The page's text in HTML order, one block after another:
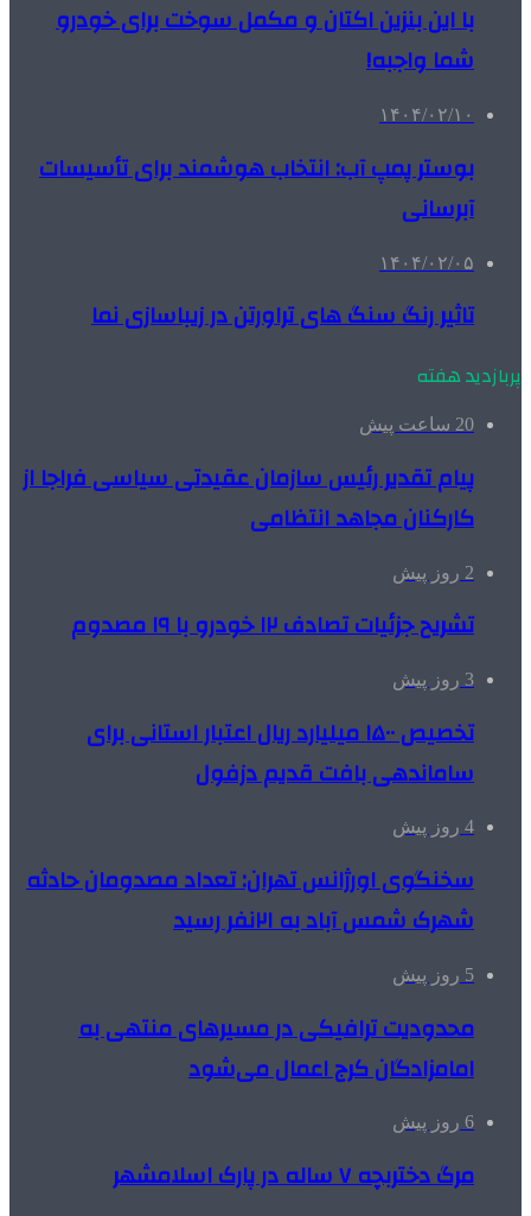
با این بنزین اکتان و مکمل سوخت برای خودرو
شما واجبه!
۱۴۰۴/۰۲/۱۰
بوستر پمپ آب: انتخاب هوشمند برای تأسیسات
آبرسانی
۱۴۰۴/۰۲/۰۵
تاثیر رنگ سنگ های تراورتن در زیباسازی نما
پربازدید هفته
20 ساعت پیش
پیام تقدیر رئیس سازمان عقیدتی سیاسی فراجا از
کارکنان مجاهد انتظامی
2 روز پیش
تشریح جزئیات تصادف ۱۲ خودرو با ۱۹ مصدوم
3 روز پیش
تخصیص ۱۵۰۰ میلیارد ریال اعتبار استانی برای
ساماندهی بافت قدیم دزفول
4 روز پیش
سخنگوی اورژانس تهران: تعداد مصدومان حادثه
شهرک شمس آباد به ۲۱نفر رسید
5 روز پیش
محدودیت ترافیکی در مسیرهای منتهی به
امامزادگان کرج اعمال می‌شود
6 روز پیش
مرگ دختربچه ۷ ساله در پارک اسلامشهر